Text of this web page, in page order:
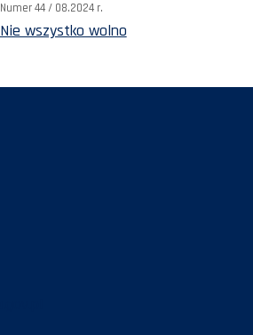
Numer 44 / 08.2024 r.
Nie wszystko wolno